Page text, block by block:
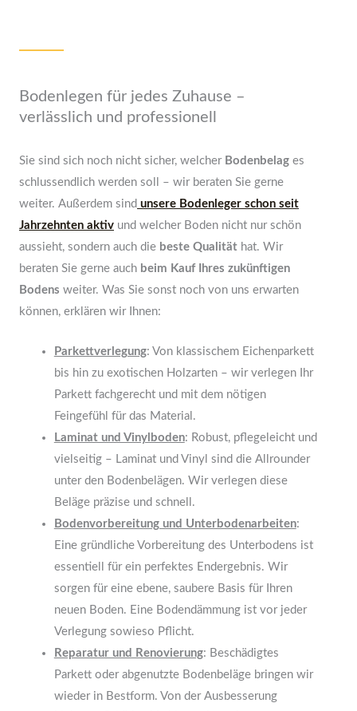
Bodenlegen für jedes Zuhause –
verlässlich und professionell
Sie sind sich noch nicht sicher, welcher Bodenbelag es
schlussendlich werden soll – wir beraten Sie gerne
weiter. Außerdem sind unsere Bodenleger schon seit
Jahrzehnten aktiv und welcher Boden nicht nur schön
aussieht, sondern auch die beste Qualität hat. Wir
beraten Sie gerne auch beim Kauf Ihres zukünftigen
Bodens weiter. Was Sie sonst noch von uns erwarten
können, erklären wir Ihnen:
Parkettverlegung: Von klassischem Eichenparkett
bis hin zu exotischen Holzarten – wir verlegen Ihr
Parkett fachgerecht und mit dem nötigen
Feingefühl für das Material.
Laminat und Vinylboden: Robust, pflegeleicht und
vielseitig – Laminat und Vinyl sind die Allrounder
unter den Bodenbelägen. Wir verlegen diese
Beläge präzise und schnell.
Bodenvorbereitung und Unterbodenarbeiten:
Eine gründliche Vorbereitung des Unterbodens ist
essentiell für ein perfektes Endergebnis. Wir
sorgen für eine ebene, saubere Basis für Ihren
neuen Boden. Eine Bodendämmung ist vor jeder
Verlegung sowieso Pflicht.
Reparatur und Renovierung: Beschädigtes
Parkett oder abgenutzte Bodenbeläge bringen wir
wieder in Bestform. Von der Ausbesserung